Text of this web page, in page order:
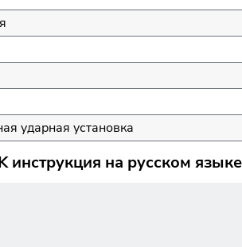
ударная установка
инструкция на русском языке